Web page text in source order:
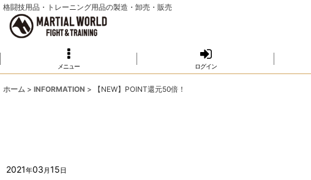
格闘技用品・トレーニング用品の製造・卸売・販売
メニュー ログイン
ホーム > INFORMATION > 【NEW】POINT還元50倍！
2021年03 月15日